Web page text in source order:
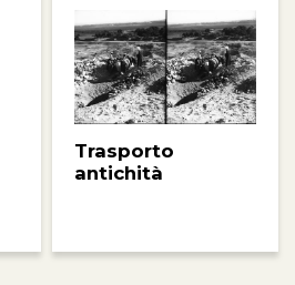
Trasporto
antichità